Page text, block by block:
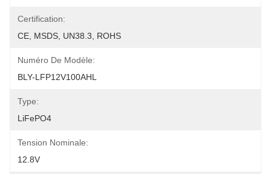
Certification:
CE, MSDS, UN38.3, ROHS
Numéro De Modèle:
BLY-LFP12V100AHL
Type:
LiFePO4
Tension Nominale:
12.8V